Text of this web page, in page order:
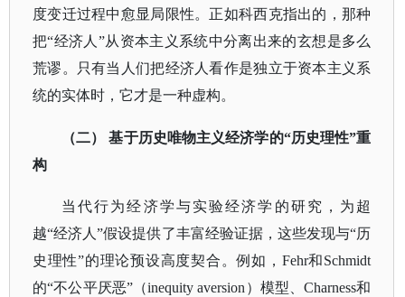
度变迁过程中愈显局限性。正如科西克指出的，那种
把“经济人”从资本主义系统中分离出来的玄想是多么
荒谬。只有当人们把经济人看作是独立于资本主义系
统的实体时，它才是一种虚构。
（二） 基于历史唯物主义经济学的“历史理性”重
构
当代行为经济学与实验经济学的研究，为超
越“经济人”假设提供了丰富经验证据，这些发现与“历
史理性”的理论预设高度契合。例如，Fehr和Schmidt
的“不公平厌恶”（inequity aversion） 模型、Charness和